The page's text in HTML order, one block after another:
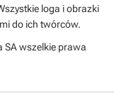
loga i obrazki
do ich twórców.
SA wszelkie prawa